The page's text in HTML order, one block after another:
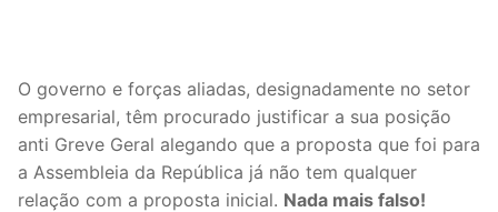
Search
for:
sindicalização
O governo e forças aliadas, designadamente no setor
empresarial, têm procurado justificar a sua posição
anti Greve Geral alegando que a proposta que foi para
a Assembleia da República já não tem qualquer
relação com a proposta inicial. Nada mais falso!